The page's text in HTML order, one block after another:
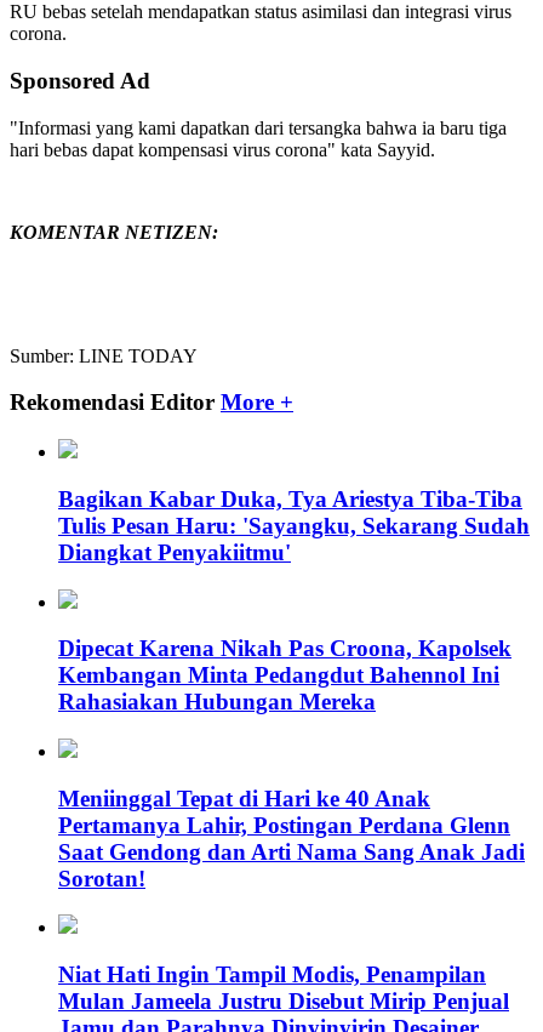
RU bebas setelah mendapatkan status asimilasi dan integrasi virus
corona.
Sponsored Ad
"Informasi yang kami dapatkan dari tersangka bahwa ia baru tiga
hari bebas dapat kompensasi virus corona" kata Sayyid.
KOMENTAR NETIZEN:
Sumber: LINE TODAY
Rekomendasi Editor More +
Bagikan Kabar Duka, Tya Ariestya Tiba-Tiba
Tulis Pesan Haru: 'Sayangku, Sekarang Sudah
Diangkat Penyakiitmu'
Dipecat Karena Nikah Pas Croona, Kapolsek
Kembangan Minta Pedangdut Bahennol Ini
Rahasiakan Hubungan Mereka
Meniinggal Tepat di Hari ke 40 Anak
Pertamanya Lahir, Postingan Perdana Glenn
Saat Gendong dan Arti Nama Sang Anak Jadi
Sorotan!
Niat Hati Ingin Tampil Modis, Penampilan
Mulan Jameela Justru Disebut Mirip Penjual